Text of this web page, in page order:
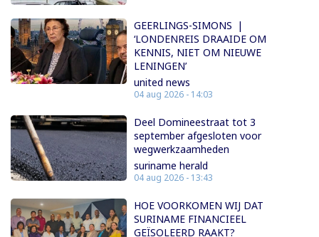
GEERLINGS-SIMONS |
‘LONDENREIS DRAAIDE OM
KENNIS, NIET OM NIEUWE
LENINGEN’
united news
04 aug 2026 - 14:03
Deel Domineestraat tot 3
september afgesloten voor
wegwerkzaamheden
suriname herald
04 aug 2026 - 13:43
HOE VOORKOMEN WIJ DAT
SURINAME FINANCIEEL
GEÏSOLEERD RAAKT?